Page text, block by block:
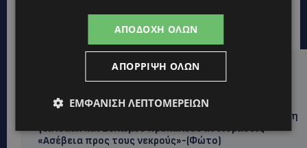
UPDATES
ΦΕΙΔΙΑΣ ΠΑΝΑΓΙΩΤΟΥ: Η εμφάνισή του στην εκδήλωση
για Ισαάκ και Σολωμού προκάλεσε αντιδράσεις –
«Ασέβεια προς τους νεκρούς»-(Φώτο)
ΑΠΟΔΟΧΉ ΌΛΩΝ
ΑΠΌΡΡΙΨΗ ΌΛΩΝ
ΕΜΦΆΝΙΣΗ ΛΕΠΤΟΜΕΡΕΙΏΝ